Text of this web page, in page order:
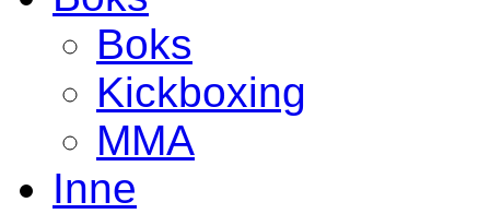
Boks
Kickboxing
MMA
Inne